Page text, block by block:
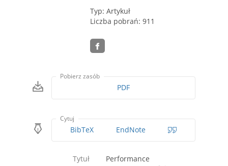
Typ: Artykuł
Liczba pobrań: 911
Pobierz zasób
PDF
Cytuj
BibTeX EndNote
Tytuł
Performance